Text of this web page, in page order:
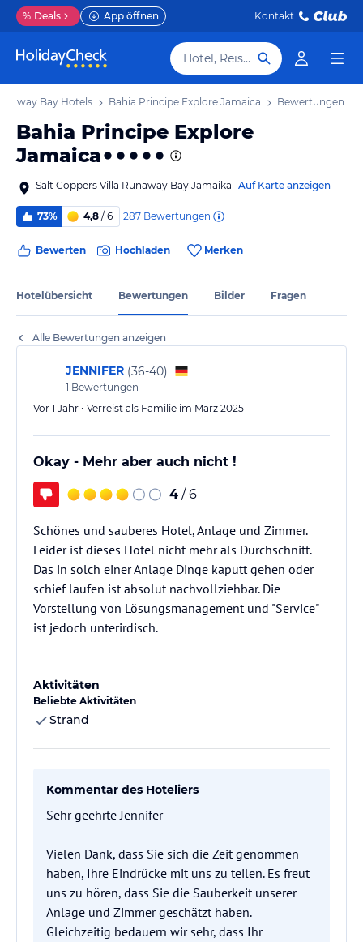
% Deals App öffnen Kontakt
Hotel, Reiseziel
Bay Hotels Bahia Principe Explore Jamaica Bewertungen
Bahia Principe Explore
Jamaica
Salt Coppers Villa Runaway Bay Jamaika Auf Karte anzeigen
73% 4,8 / 6 287 Bewertungen
Bewerten Hochladen Merken
Hotelübersicht Bewertungen Bilder Fragen
Alle Bewertungen anzeigen
JENNIFER (36-40)
1 Bewertungen
Vor 1 Jahr • Verreist als Familie im März 2025
Okay - Mehr aber auch nicht !
4 / 6
Schönes und sauberes Hotel, Anlage und Zimmer.
Leider ist dieses Hotel nicht mehr als Durchschnitt.
Das in solch einer Anlage Dinge kaputt gehen oder
schief laufen ist absolut nachvollziehbar. Die
Vorstellung von Lösungsmanagement und "Service"
ist jedoch unterirdisch.
Aktivitäten
Beliebte Aktivitäten
Strand
Kommentar des Hoteliers
Sehr geehrte Jennifer
Vielen Dank, dass Sie sich die Zeit genommen
haben, Ihre Eindrücke mit uns zu teilen. Es freut
uns zu hören, dass Sie die Sauberkeit unserer
Anlage und Zimmer geschätzt haben.
Gleichzeitig bedauern wir sehr, dass Ihr